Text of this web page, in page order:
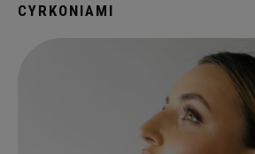
CYRKONIAMI